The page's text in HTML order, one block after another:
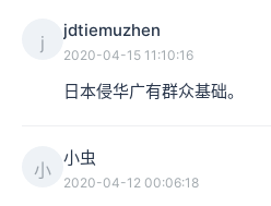
j
jdtiemuzhen
2020-04-15 11:10:16
日本侵华广有群众基础。
小
小虫
2020-04-12 00:06:18